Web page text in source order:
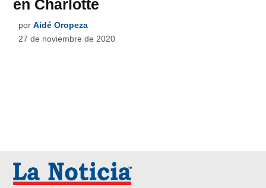
en Charlotte
por Aidé Oropeza
27 de noviembre de 2020